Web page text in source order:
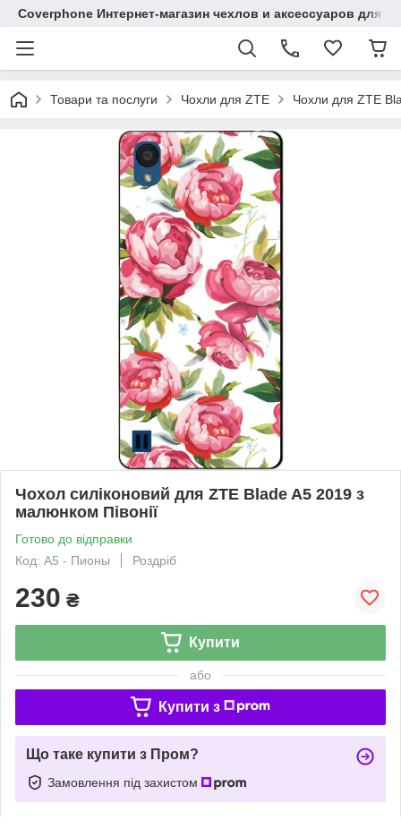
Coverphone Интернет-магазин чехлов и аксессуаров для
Товари та послуги Чохли для ZTE Чохли для ZTE
Чохол силіконовий для ZTE Blade A5 2019 з
малюнком Півонії
Готово до відправки
Код: A5 - Пионы
Роздріб
230 ₴
Купити
або
Купити з
Що таке купити з Пром?
Замовлення під захистом